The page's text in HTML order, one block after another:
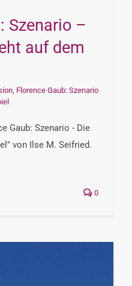
Szenario –
auf dem
, Florence Gaub: Szenario
Gaub: Szenario - Die
von Ilse M. Seifried.
0